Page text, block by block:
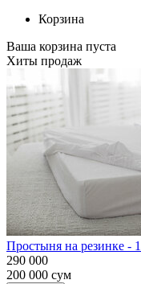
Корзина
Ваша корзина пуста
Хиты продаж
Простыня на резинке -
290 000
200 000 сум